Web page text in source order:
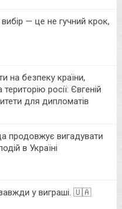
— це не гучний крок,
на безпеку країни,
росії: Євгеній
для дипломатів
продовжує вигадувати
в Україні
у виграші. 🇺🇦